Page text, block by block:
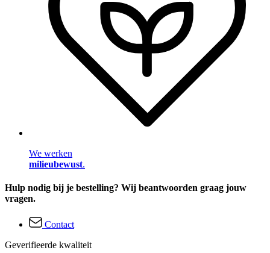
We werken
milieubewust.
Hulp nodig bij je bestelling? Wij beantwoorden graag jouw
vragen.
Contact
Geverifieerde kwaliteit